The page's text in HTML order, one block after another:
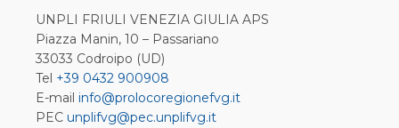
UNPLI FRIULI VENEZIA GIULIA APS
Piazza Manin, 10 – Passariano
33033 Codroipo (UD)
Tel +39 0432 900908
E-mail info@prolocoregionefvg.it
PEC unplifvg@pec.unplifvg.it